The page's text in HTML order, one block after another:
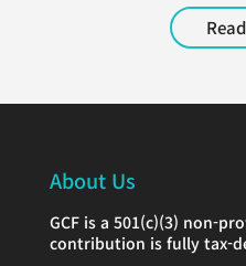
About Us
GCF is a 501(c)(3) non-
contribution is fully tax-